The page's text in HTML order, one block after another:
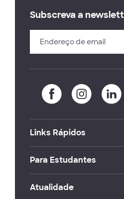
Subscreva a
Links Rápidos
Para Estudantes
Atualidade